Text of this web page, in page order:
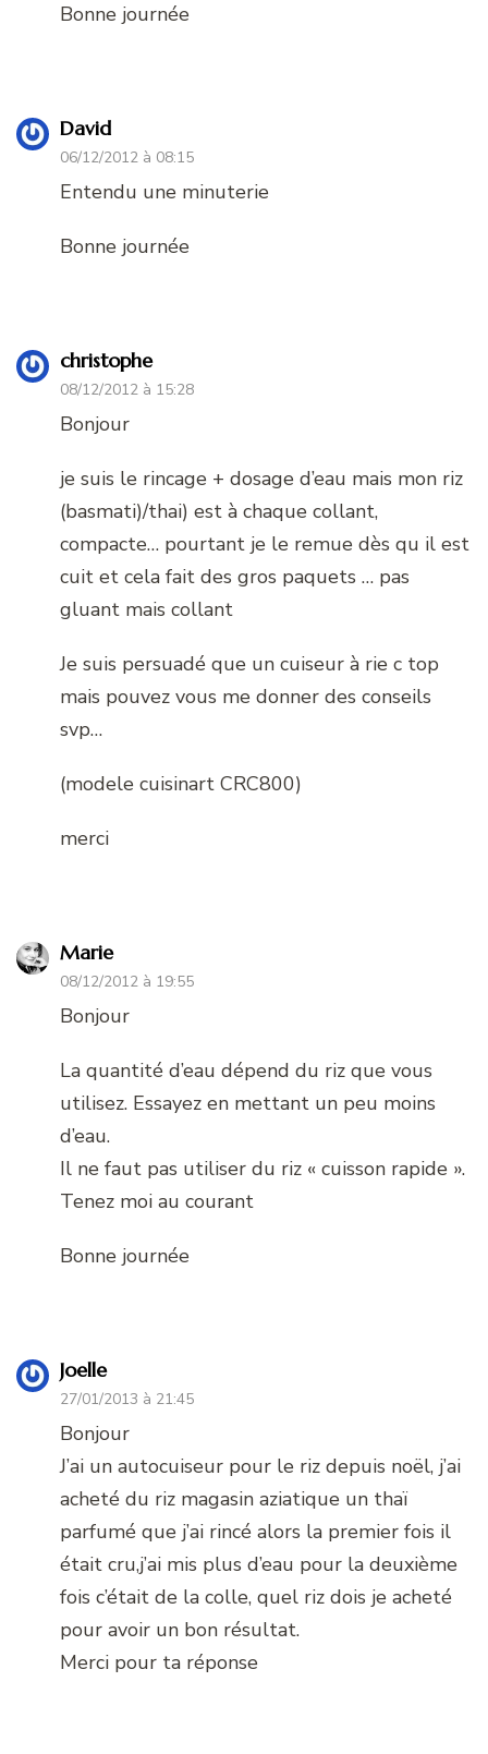
Bonne journée
David
06/12/2012 à 08:15
Entendu une minuterie
Bonne journée
christophe
08/12/2012 à 15:28
Bonjour
je suis le rincage + dosage d’eau mais mon riz
(basmati)/thai) est à chaque collant,
compacte… pourtant je le remue dès qu il est
cuit et cela fait des gros paquets … pas
gluant mais collant
Je suis persuadé que un cuiseur à rie c top
mais pouvez vous me donner des conseils
svp…
(modele cuisinart CRC800)
merci
Marie
08/12/2012 à 19:55
Bonjour
La quantité d’eau dépend du riz que vous
utilisez. Essayez en mettant un peu moins
d’eau.
Il ne faut pas utiliser du riz « cuisson rapide ».
Tenez moi au courant
Bonne journée
Joelle
27/01/2013 à 21:45
Bonjour
J’ai un autocuiseur pour le riz depuis noël, j’ai
acheté du riz magasin aziatique un thaï
parfumé que j’ai rincé alors la premier fois il
était cru,j’ai mis plus d’eau pour la deuxième
fois c’était de la colle, quel riz dois je acheté
pour avoir un bon résultat.
Merci pour ta réponse